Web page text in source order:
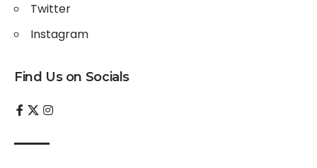
Twitter
Instagram
Find Us on Socials